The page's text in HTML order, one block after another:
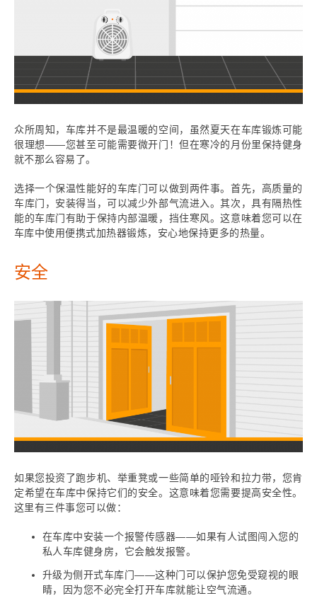
众所周知，车库并不是最温暖的空间，虽然夏天在车库锻炼可能
很理想——您甚至可能需要微开门！但在寒冷的月份里保持健身
就不那么容易了。
选择一个保温性能好的车库门可以做到两件事。首先，高质量的
车库门，安装得当，可以减少外部气流进入。其次，具有隔热性
能的车库门有助于保持内部温暖，挡住寒风。这意味着您可以在
车库中使用便携式加热器锻炼，安心地保持更多的热量。
安全
如果您投资了跑步机、举重凳或一些简单的哑铃和拉力带，您肯
定希望在车库中保持它们的安全。这意味着您需要提高安全性。
这里有三件事您可以做：
在车库中安装一个报警传感器——如果有人试图闯入您的
私人车库健身房，它会触发报警。
升级为侧开式车库门——这种门可以保护您免受窥视的眼
睛，因为您不必完全打开车库就能让空气流通。